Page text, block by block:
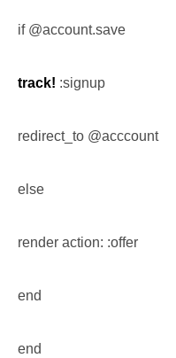
if @account.save
track! :signup
redirect_to @acccount
else
render action: :offer
end
end